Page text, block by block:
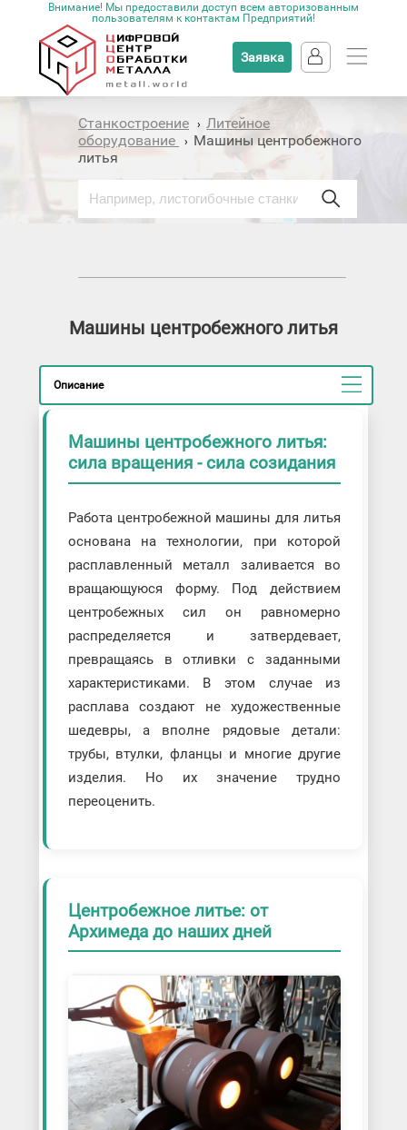
Внимание! Мы предоставили доступ всем авторизованным
пользователям к контактам Предприятий!
Заявка
Станкостроение ›Литейное
оборудование
› Машины центробежного
литья
Машины центробежного литья
Описание
Машины центробежного литья:
сила вращения - сила созидания
Работа центробежной машины для литья
основана на технологии, при которой
расплавленный металл заливается во
вращающуюся форму. Под действием
центробежных сил он равномерно
распределяется и затвердевает,
превращаясь в отливки с заданными
характеристиками. В этом случае из
расплава создают не художественные
шедевры, а вполне рядовые детали:
трубы, втулки, фланцы и многие другие
изделия. Но их значение трудно
переоценить.
Центробежное литье: от
Архимеда до наших дней